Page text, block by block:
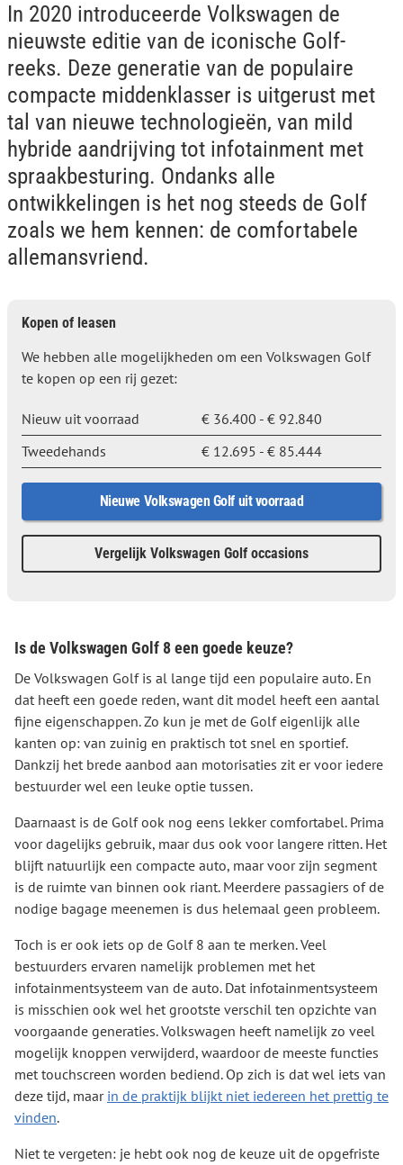
In 2020 introduceerde Volkswagen de
nieuwste editie van de iconische Golf-
reeks. Deze generatie van de populaire
compacte middenklasser is uitgerust met
tal van nieuwe technologieën, van mild
hybride aandrijving tot infotainment met
spraakbesturing. Ondanks alle
ontwikkelingen is het nog steeds de Golf
zoals we hem kennen: de comfortabele
allemansvriend.
Kopen of leasen
We hebben alle mogelijkheden om een Volkswagen Golf
te kopen op een rij gezet:
Nieuw uit voorraad
€ 36.400 - € 92.840
Tweedehands
€ 12.695 - € 85.444
Nieuwe Volkswagen Golf uit voorraad
Vergelijk Volkswagen Golf occasions
Is de Volkswagen Golf 8 een goede keuze?
De Volkswagen Golf is al lange tijd een populaire auto. En
dat heeft een goede reden, want dit model heeft een aantal
fijne eigenschappen. Zo kun je met de Golf eigenlijk alle
kanten op: van zuinig en praktisch tot snel en sportief.
Dankzij het brede aanbod aan motorisaties zit er voor iedere
bestuurder wel een leuke optie tussen.
Daarnaast is de Golf ook nog eens lekker comfortabel. Prima
voor dagelijks gebruik, maar dus ook voor langere ritten. Het
blijft natuurlijk een compacte auto, maar voor zijn segment
is de ruimte van binnen ook riant. Meerdere passagiers of de
nodige bagage meenemen is dus helemaal geen probleem.
Toch is er ook iets op de Golf 8 aan te merken. Veel
bestuurders ervaren namelijk problemen met het
infotainmentsysteem van de auto. Dat infotainmentsysteem
is misschien ook wel het grootste verschil ten opzichte van
voorgaande generaties. Volkswagen heeft namelijk zo veel
mogelijk knoppen verwijderd, waardoor de meeste functies
met touchscreen worden bediend. Op zich is dat wel iets van
deze tijd, maar in de praktijk blijkt niet iedereen het prettig te
vinden.
Niet te vergeten: je hebt ook nog de keuze uit de opgefriste